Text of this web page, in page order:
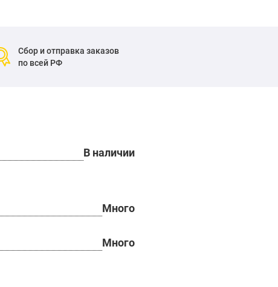
Сбор и отправка заказов
по всей РФ
В наличии
Много
Много